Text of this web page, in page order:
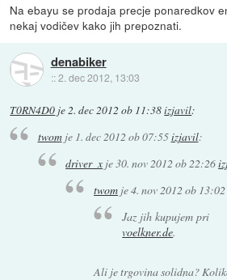
Na ebayu se prodaja precje ponaredkov
nekaj vodičev kako jih prepoznati.
denabiker
::2. dec 2012, 13:03
T0RN4D0 je2. dec 2012 ob 11:38izjavil:
twomje 1. dec 2012 ob 07:55izjavil:
driver_x je30. nov 2012 ob 22:26
twomje4. nov 2012 ob 13:02
Jaz jih kupujem pri
voelkner.de.
Ali je trgovina solidna?